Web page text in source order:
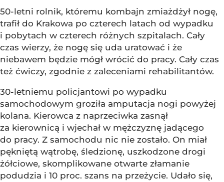
50-letni rolnik, któremu kombajn zmiażdżył nogę,
trafił do Krakowa po czterech latach od wypadku
i pobytach w czterech różnych szpitalach. Cały
czas wierzy, że nogę się uda uratować i że
niebawem będzie mógł wrócić do pracy. Cały czas
też ćwiczy, zgodnie z zaleceniami rehabilitantów.
30-letniemu policjantowi po wypadku
samochodowym groziła amputacja nogi powyżej
kolana. Kierowca z naprzeciwka zasnął
za kierownicą i wjechał w mężczyznę jadącego
do pracy. Z samochodu nic nie zostało. On miał
pękniętą wątrobę, śledzionę, uszkodzone drogi
żółciowe, skomplikowane otwarte złamanie
podudzia i 10 proc. szans na przeżycie. Udało się,